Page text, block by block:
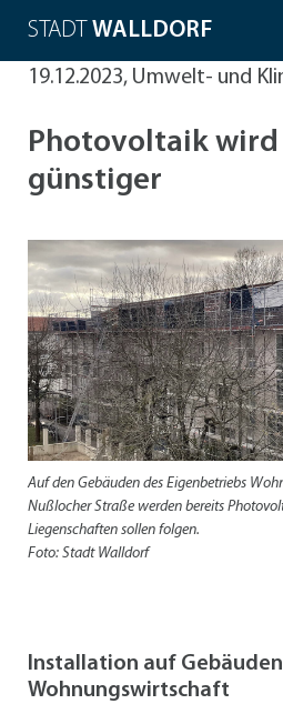
STADT WALLDORF
19.12.2023, Umwelt- und
Photovoltaik
günstiger
Auf den Gebäuden des Eigenbetriebs
Nußlocher Straße werden bereits
Liegenschaften sollen folgen.
Foto: Stadt Walldorf
Installation auf
Wohnungswirtschaft